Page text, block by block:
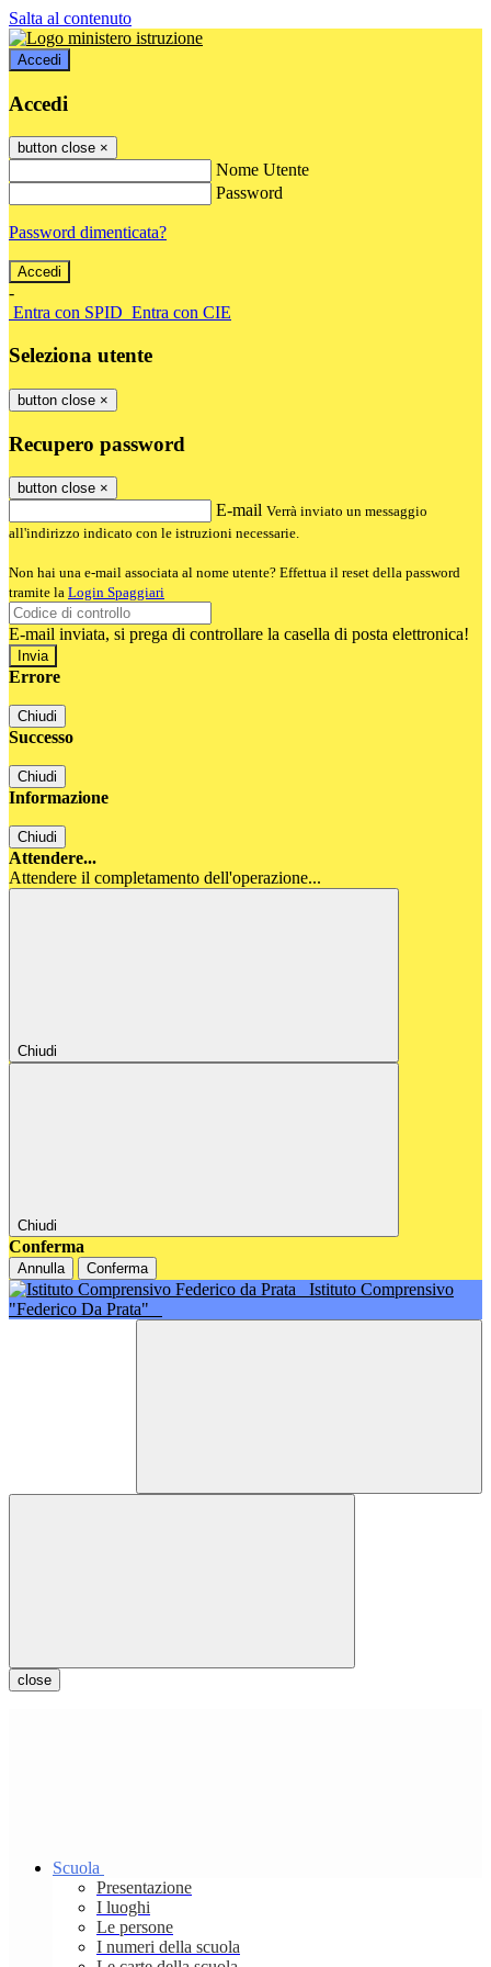
Salta al contenuto
Accedi
Accedi
button close ×
Nome Utente
Password
Password dimenticata?
-
Entra con SPID Entra con CIE
Seleziona utente
button close ×
Recupero password
button close ×
E-mail Verrà inviato un messaggio
all'indirizzo indicato con le istruzioni necessarie.
Non hai una e-mail associata al nome utente? Effettua il reset della password
tramite la Login Spaggiari
E-mail inviata, si prega di controllare la casella di posta elettronica!
Errore
Chiudi
Successo
Chiudi
Informazione
Chiudi
Attendere...
Attendere il completamento dell'operazione...
Chiudi
Chiudi
Conferma
Annulla Conferma
Istituto Comprensivo
"Federico Da Prata"
close
Scuola
Presentazione
I luoghi
Le persone
I numeri della scuola